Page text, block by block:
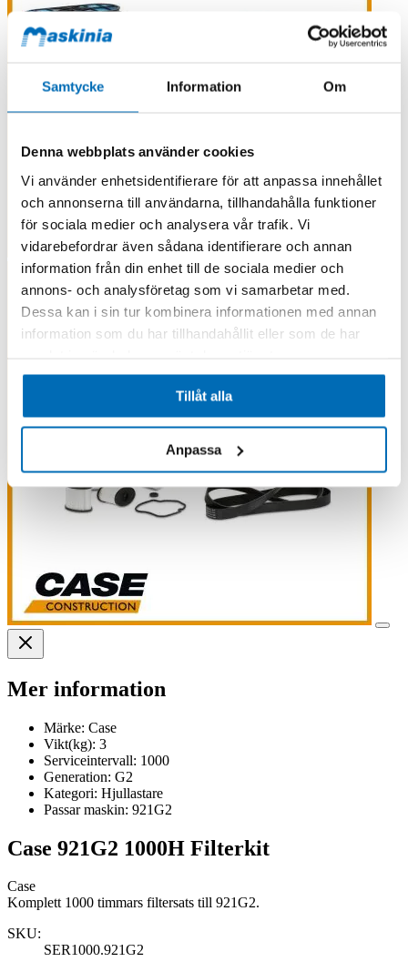
Samtycke Information Om
Denna webbplats använder cookies
Vi använder enhetsidentifierare för att anpassa innehållet
och annonserna till användarna, tillhandahålla funktioner
för sociala medier och analysera vår trafik. Vi
vidarebefordrar även sådana identifierare och annan
information från din enhet till de sociala medier och
annons- och analysföretag som vi samarbetar med.
Dessa kan i sin tur kombinera informationen med annan
information som du har tillhandahållit eller som de har
Tillåt alla
Anpassa
Mer information
Märke: Case
Vikt(kg): 3
Serviceintervall: 1000
Generation: G2
Kategori: Hjullastare
Passar maskin: 921G2
Case 921G2 1000H Filterkit
Case
Komplett 1000 timmars filtersats till 921G2.
SKU:
SER1000.921G2